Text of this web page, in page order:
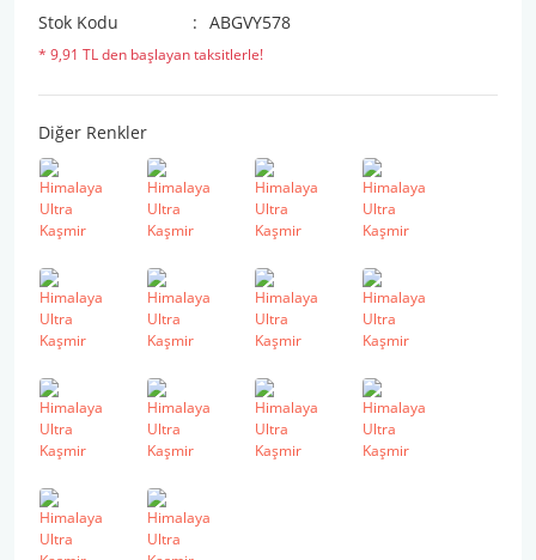
Stok Kodu
ABGVY578
* 9,91 TL den başlayan taksitlerle!
Diğer Renkler